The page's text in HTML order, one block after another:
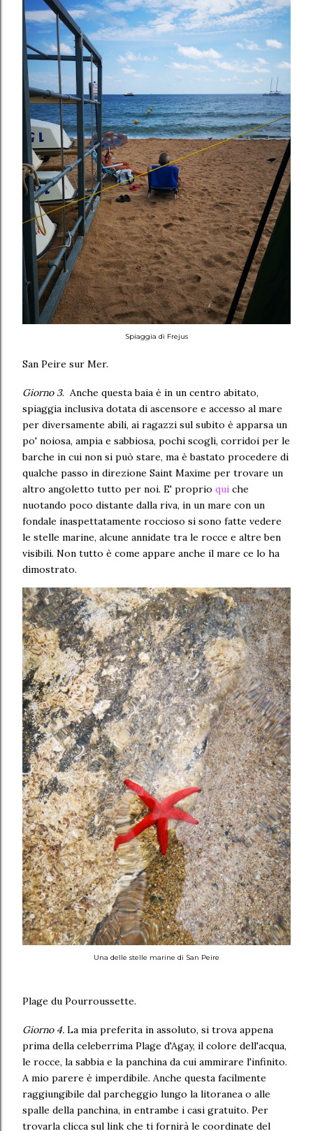
Spiaggia di Frejus
San Peire sur Mer.
Giorno 3. Anche questa baia è in un centro abitato,
spiaggia inclusiva dotata di ascensore e accesso al mare
per diversamente abili, ai ragazzi sul subito è apparsa un
po' noiosa, ampia e sabbiosa, pochi scogli, corridoi per le
barche in cui non si può stare, ma è bastato procedere di
qualche passo in direzione Saint Maxime per trovare un
altro angoletto tutto per noi. E' proprio qui che
nuotando poco distante dalla riva, in un mare con un
fondale inaspettatamente roccioso si sono fatte vedere
le stelle marine, alcune annidate tra le rocce e altre ben
visibili. Non tutto è come appare anche il mare ce lo ha
dimostrato.
Una delle stelle marine di San Peire
Plage du Pourroussette.
Giorno 4. La mia preferita in assoluto, si trova appena
prima della celeberrima Plage d'Agay, il colore dell'acqua,
le rocce, la sabbia e la panchina da cui ammirare l'infinito.
A mio parere è imperdibile. Anche questa facilmente
raggiungibile dal parcheggio lungo la litoranea o alle
spalle della panchina, in entrambe i casi gratuito. Per
trovarla clicca sul link che ti fornirà le coordinate del